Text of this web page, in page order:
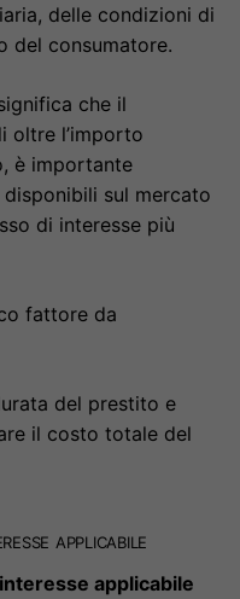
delle condizioni di
del consumatore.
che il
oltre l’importo
è importante
sul mercato
di interesse più
fattore da
del prestito e
il costo totale del
applicabile
applicabile